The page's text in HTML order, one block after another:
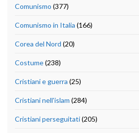
Comunismo (377)
Comunismo in Italia (166)
Corea del Nord (20)
Costume(238)
Cristiani e guerra (25)
Cristiani nell'islam (284)
Cristiani perseguitati(205)